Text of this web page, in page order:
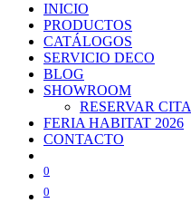
INICIO
PRODUCTOS
CATÁLOGOS
SERVICIO DECO
BLOG
SHOWROOM
RESERVAR CITA
FERIA HABITAT 2026
CONTACTO
0
0